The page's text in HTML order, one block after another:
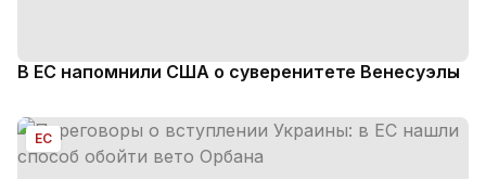
В ЕС напомнили США о суверенитете Венесуэлы
ЕС